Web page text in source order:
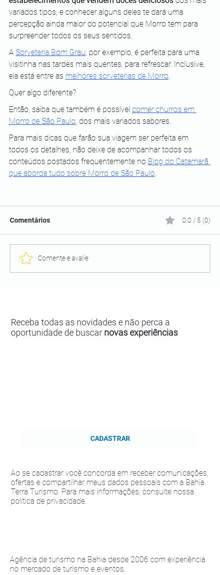
variados tipos, e conhecer alguns deles te dará uma
percepção ainda maior do potencial que Morro tem para
surpreender todos os seus sentidos.
A Sorveteria Bom Grau , por exemplo, é perfeita para uma
visitinha nas tardes mais quentes, para refrescar. Inclusive,
ela está entre as melhores sorveterias de Morro
Quer algo diferente?
Então, saiba que também é possível comer churros em
Morro de São Paulo , dos mais variados sabores.
Para mais dicas que farão sua viagem ser perfeita em
todos os detalhes, não deixe de acompanhar todos os
conteúdos postados frequentemente no Blog do Catamarã
que aborda tudo sobre Morro de São Paulo
Comentários 0.0 / 5 (0)
Comente e avalie
Agência de turismo na Bahia desde 2006 com experiência
no mercado de turismo e eventos.
Receba todas as novidades e não perca a
oportunidade de buscar novas experiências
CADASTRAR
Ao se cadastrar você concorda em receber comunicações,
ofertas e compartilhar meus dados pessoais com a Bahia
Terra Turismo. Para mais informações, consulte nossa
política de privacidade.